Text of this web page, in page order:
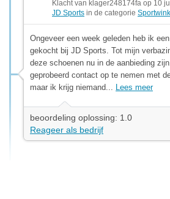
Klacht van klager248174fa op 10
JD Sports in de categorie
Ongeveer een week geleden heb ik
gekocht bij JD Sports. Tot mijn
deze schoenen nu in de aanbieding
geprobeerd contact op te nemen met
maar ik krijg niemand... Lees meer
beoordeling oplossing: 1.0
Reageer als bedrijf